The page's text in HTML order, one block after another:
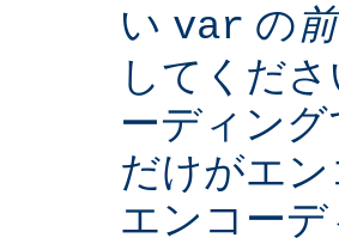
い var の
してくだ
ーディン
だけがエ
エンコー